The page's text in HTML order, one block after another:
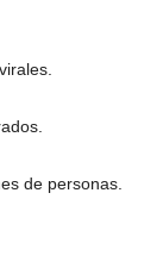
de personas.